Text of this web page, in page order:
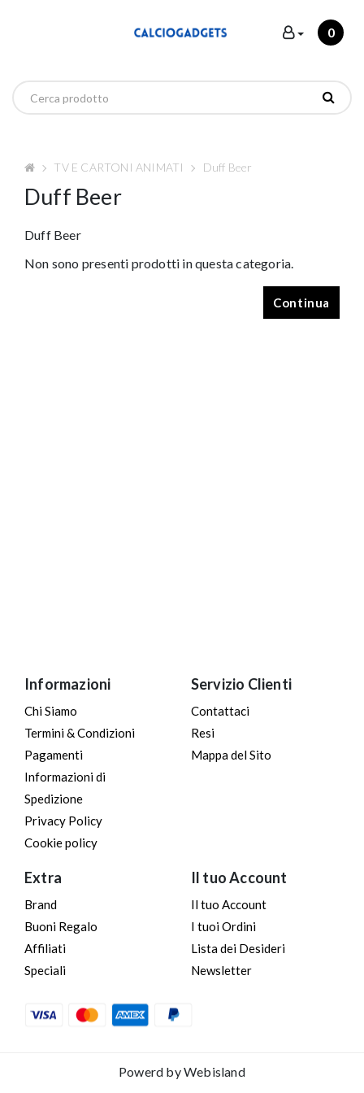
0
TV E CARTONI ANIMATI Duff Beer
Duff Beer
Duff Beer
Non sono presenti prodotti in questa categoria.
Continua
Informazioni
Chi Siamo
Termini & Condizioni
Pagamenti
Informazioni di
Spedizione
Privacy Policy
Cookie policy
Servizio Clienti
Contattaci
Resi
Mappa del Sito
Extra
Brand
Buoni Regalo
Affiliati
Speciali
Il tuo Account
Il tuo Account
I tuoi Ordini
Lista dei Desideri
Newsletter
Powerd byWebisland